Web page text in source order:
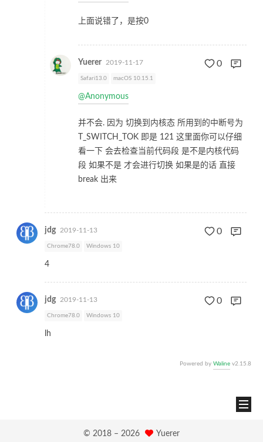
上面说错了，是按0
Yuerer 2019-11-17 0
Safari13.0 macOS 10.15.1
@Anonymous
并不会. 因为 切换到内核态 所用到的中断号为
T_SWITCH_TOK 即是 121 这里面你可以仔细
看一下 会去检查当前代码段 是不是内核代码
段 如果不是 才会进行切换 如果是的话 直接
break 出来
jdg 2019-11-13 0
Chrome78.0 Windows 10
4
jdg 2019-11-13 0
Chrome78.0 Windows 10
lh
Powered by Waline v2.15.8
© 2018 – 2026 Yuerer